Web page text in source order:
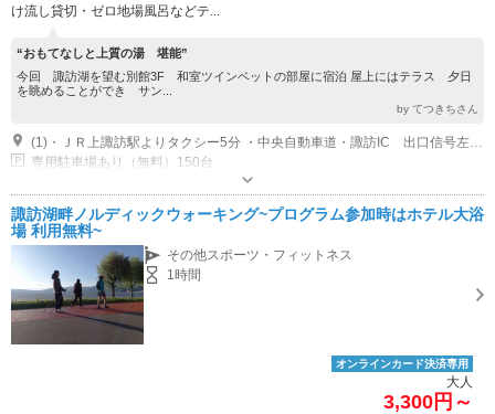
け流し貸切・ゼロ地場風呂などテ...
“おもてなしと上質の湯 堪能”
今回 諏訪湖を望む別館3F 和室ツインベットの部屋に宿泊 屋上にはテラス 夕日
を眺めることができ サン...
by てつきちさん
専用駐車場あり（無料）150台
諏訪湖畔ノルディックウォーキング~プログラム参加時はホテル大浴
場 利用無料~
その他スポーツ・フィットネス
1時間
オンラインカード決済専用
大人
3,300円～